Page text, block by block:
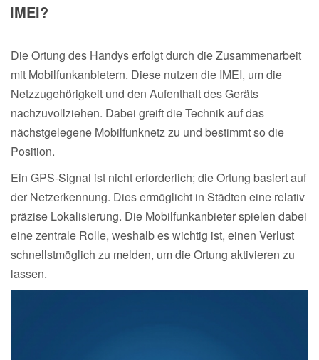
IMEI?
Die Ortung des Handys erfolgt durch die Zusammenarbeit
mit Mobilfunkanbietern. Diese nutzen die IMEI, um die
Netzzugehörigkeit und den Aufenthalt des Geräts
nachzuvollziehen. Dabei greift die Technik auf das
nächstgelegene Mobilfunknetz zu und bestimmt so die
Position.
Ein GPS-Signal ist nicht erforderlich; die Ortung basiert auf
der Netzerkennung. Dies ermöglicht in Städten eine relativ
präzise Lokalisierung. Die Mobilfunkanbieter spielen dabei
eine zentrale Rolle, weshalb es wichtig ist, einen Verlust
schnellstmöglich zu melden, um die Ortung aktivieren zu
lassen.